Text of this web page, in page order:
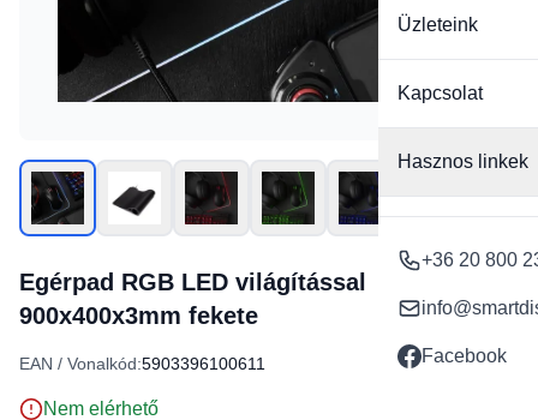
Üzleteink
Kapcsolat
Hasznos linkek
+36 20 800
Facebook
Egérpad RGB LED világítással
900x400x3mm fekete
EAN / Vonalkód:5903396100611
Nem elérhető